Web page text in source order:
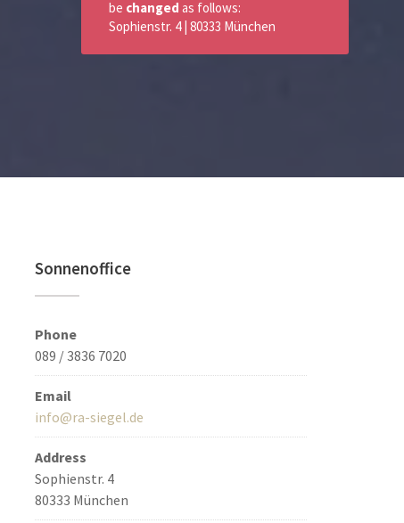
Sonnenoffice
Phone
089 / 3836 7020
Email
info@ra-siegel.de
Address
Sophienstr. 4
80333 München
be changed as follows:
Sophienstr. 4 | 80333 München